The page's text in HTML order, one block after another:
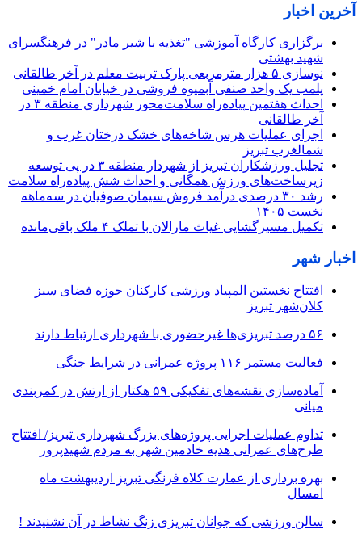
آخرین اخبار
برگزاری کارگاه آموزشی "تغذیه با شیر مادر" در فرهنگسرای
شهید بهشتی
نوسازی ۵ هزار مترمربعی پارک تربیت معلم در آخر طالقانی
پلمب یک واحد صنفی آبمیوه فروشی در خیابان امام خمینی
احداث هفتمین پیاده‌راه سلامت‌محور شهرداری منطقه ۳ در
آخر طالقانی
اجرای عملیات هرس شاخه‌های خشک درختان غرب و
شمالغرب تبریز
تجلیل ورزشکاران تبریز از شهردار منطقه ۳ در پی توسعه
زیرساخت‌های ورزش همگانی و احداث شش پیاده‌راه سلامت
رشد ۳۰ درصدی درآمد فروش سیمان صوفیان در سه‌ماهه
نخست ۱۴۰۵
تکمیل مسیرگشایی غیاث مارالان با تملک ۴ ملک باقی‌مانده
اخبار شهر
افتتاح نخستین المپیاد ورزشی کارکنان حوزه فضای سبز
کلان‌شهر تبریز
۵۶ درصد تبریزی‌ها غیرحضوری با شهرداری ارتباط دارند
فعالیت مستمر ۱۱۶ پروژه عمرانی در شرایط جنگی
آماده‌سازی نقشه‌های تفکیکی ۵۹ هکتار از ارتش در کمربندی
میانی
تداوم عملیات اجرایی پروژه‌های بزرگ شهرداری تبریز/ افتتاح
طرح‌های عمرانی هدیه خادمین شهر به مردم شهیدپرور
بهره برداری از عمارت کلاه فرنگی تبریز اردیبهشت ماه
امسال
سالن ورزشی که جوانان تبریزی زنگ نشاط در آن نشنیدند !